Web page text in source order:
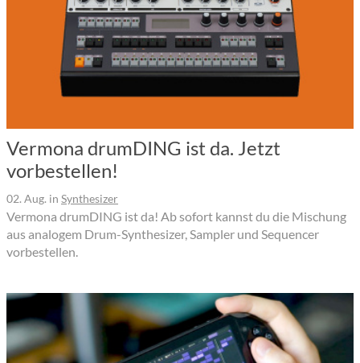
Vermona drumDING ist da. Jetzt
vorbestellen!
02. Aug. in Synthesizer
Vermona drumDING ist da! Ab sofort kannst du die Mischung
aus analogem Drum-Synthesizer, Sampler und Sequencer
vorbestellen.